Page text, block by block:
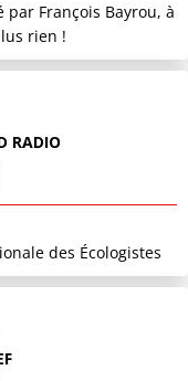
François Bayrou, à
rien !
RADIO
des Écologistes